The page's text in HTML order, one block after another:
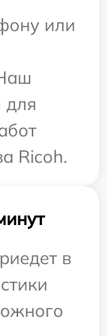
или
для
Ricoh.
в